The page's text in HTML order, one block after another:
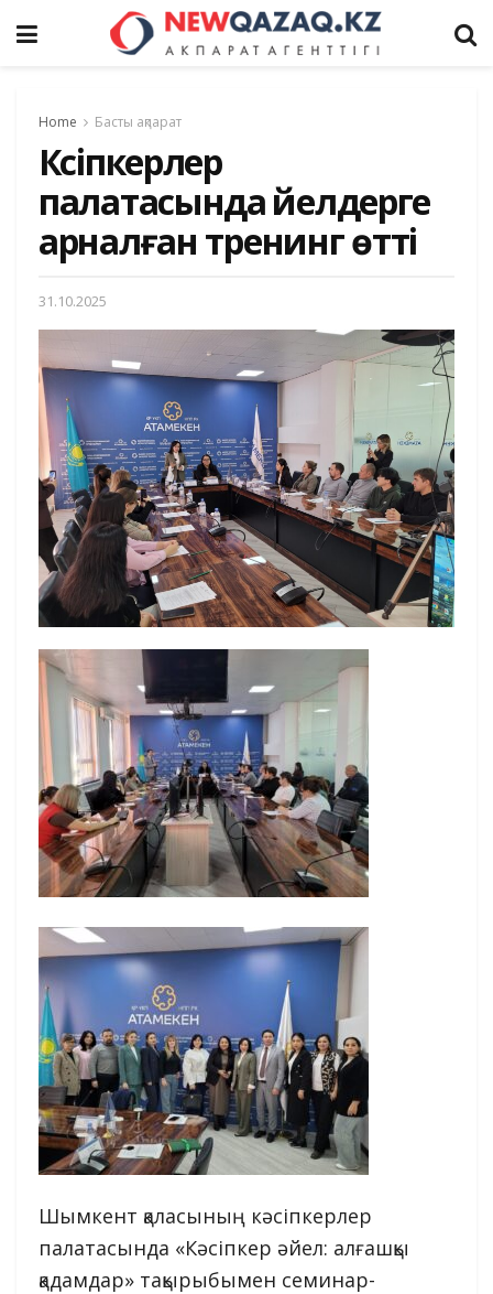
Home Басты ақпарат
Кәсіпкерлер
палатасында әйелдерге
арналған тренинг өтті
31.10.2025
Шымкент қаласының кәсіпкерлер
палатасында «Кәсіпкер әйел: алғашқы
қадамдар» тақырыбымен семинар-